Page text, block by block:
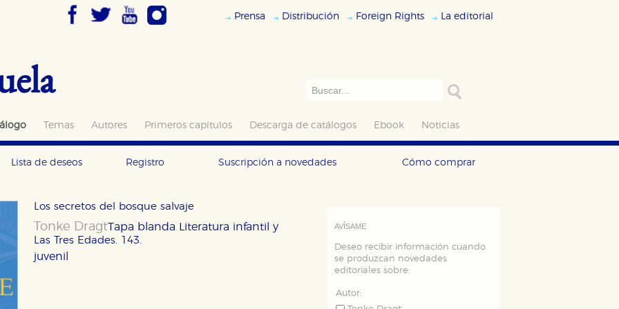
Prensa Distribución Foreign Rights La editorial
Temas Autores Primeros capítulos Descarga de catálogos Ebook Noticias
Lista de deseos Registro Suscripción a novedades Cómo comprar
Los secretos del bosque salvaje
Tonke Dragt
Las Tres Edades. 143.
Tapa blanda Literatura infantil y
juvenil
AVÍSAME
Deseo recibir información cuando
se produzcan novedades
editoriales sobre:
Autor: